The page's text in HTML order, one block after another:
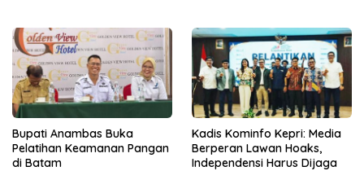
Bupati Anambas Buka
Pelatihan Keamanan Pangan
di Batam
Kadis Kominfo Kepri: Media
Berperan Lawan Hoaks,
Independensi Harus Dijaga